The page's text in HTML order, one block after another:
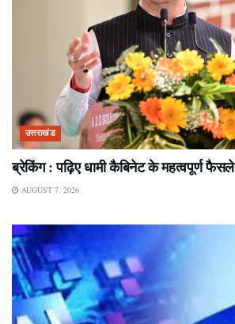
उत्तराखंड
ब्रेकिंग : पढ़िए धामी कैबिनेट के महत्वपूर्ण फैसले
AUGUST 7, 2026